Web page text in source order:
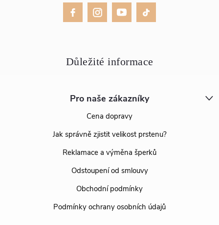
Pro naše zákazníky
Cena dopravy
Jak správně zjistit velikost prstenu?
Reklamace a výměna šperků
Odstoupení od smlouvy
Obchodní podmínky
Podmínky ochrany osobních údajů